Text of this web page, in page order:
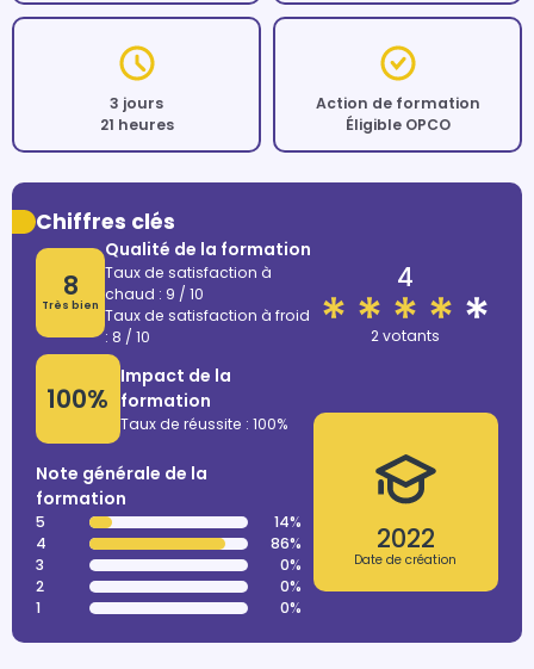
3 jours
21 heures
Action de formation
Éligible OPCO
Chiffres clés
8
Très bien
Qualité de la formation
Taux de satisfaction à
chaud : 9 / 10
Taux de satisfaction à froid
: 8 / 10
100%
Impact de la
formation
Taux de réussite : 100%
Note générale de la
formation
5
14%
4
86%
3
0%
2
0%
1
0%
4
2 votants
2022
Date de création